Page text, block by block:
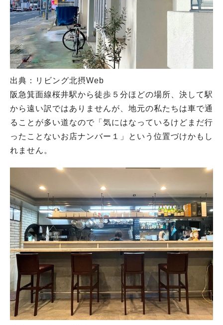
出典：リビング北摂Web
阪急箕面線桜井駅から徒歩５分ほどの場所、決して駅
から遠い訳ではありませんが、地元の私たちは車で通
ることが多い道なので「気にはなっているけどまだ行
ったことないお店ナンバー１」という位置づけかもし
れません。